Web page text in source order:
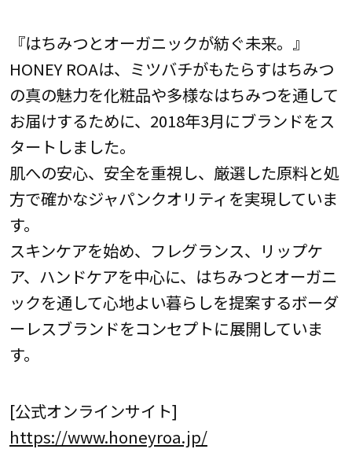
『はちみつとオーガニックが紡ぐ未来。』
HONEY ROAは、ミツバチがもたらすはちみつ
の真の魅力を化粧品や多様なはちみつを通して
お届けするために、2018年3月にブランドをス
タートしました。
肌への安心、安全を重視し、厳選した原料と処
方で確かなジャパンクオリティを実現していま
す。
スキンケアを始め、フレグランス、リップケ
ア、ハンドケアを中心に、はちみつとオーガニ
ックを通して心地よい暮らしを提案するボーダ
ーレスブランドをコンセプトに展開していま
す。
[公式オンラインサイト]
https://www.honeyroa.jp/